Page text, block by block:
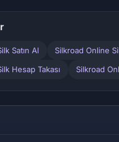
Satın Al Silkroad Online
Hesap Takası Silkroad